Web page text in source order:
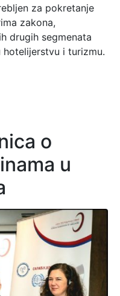
za pokretanje
zakona,
drugih segmenata
i turizmu.
o
u